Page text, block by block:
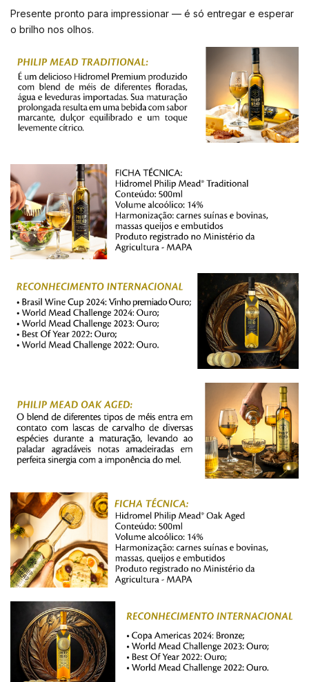
Presente pronto para impressionar — é só entregar e esperar
o brilho nos olhos.